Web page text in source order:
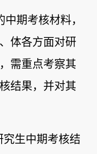
期考核材料，
体各方面对研
需重点考察其
结果，并对其
生中期考核结